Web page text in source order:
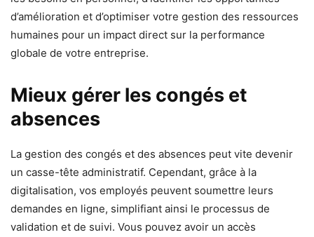
d’amélioration et d’optimiser votre gestion des ressources
humaines pour un impact direct sur la performance
globale de votre entreprise.
Mieux gérer les congés et
absences
La gestion des congés et des absences peut vite devenir
un casse-tête administratif. Cependant, grâce à la
digitalisation, vos employés peuvent soumettre leurs
demandes en ligne, simplifiant ainsi le processus de
validation et de suivi. Vous pouvez avoir un accès